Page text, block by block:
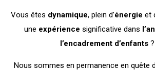
Vous êtes dynamique, plein d’énergie et
une expérience significative dans
l’encadrement d’enfants ?
Nous sommes en permanence en quête